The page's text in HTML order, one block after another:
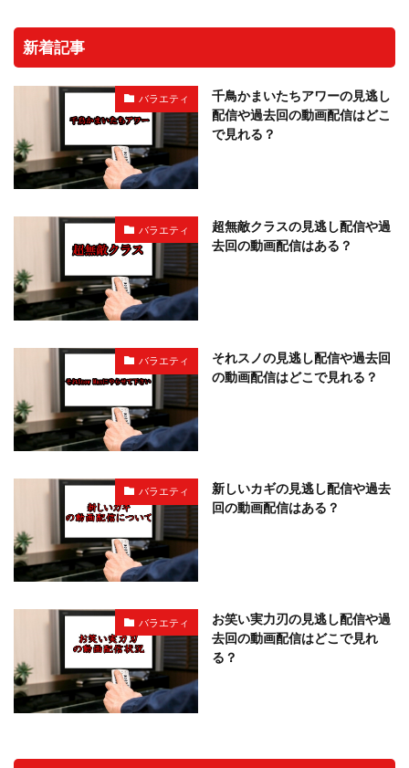
新着記事
バラエティ
千鳥かまいたちアワーの見逃し
配信や過去回の動画配信はどこ
で見れる？
バラエティ
超無敵クラスの見逃し配信や過
去回の動画配信はある？
バラエティ
それスノの見逃し配信や過去回
の動画配信はどこで見れる？
バラエティ
新しいカギの見逃し配信や過去
回の動画配信はある？
バラエティ
お笑い実力刃の見逃し配信や過
去回の動画配信はどこで見れ
る？